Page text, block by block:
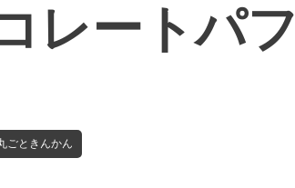
レートパフ
ごときんかん